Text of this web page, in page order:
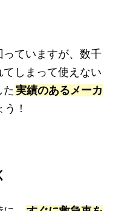
ていますが、数千
しまって使えない
た 実績のあるメーカ
！